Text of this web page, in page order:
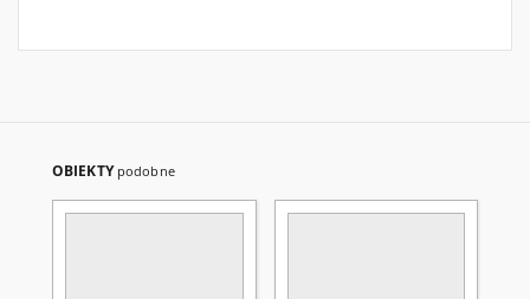
OBIEKTY podobne